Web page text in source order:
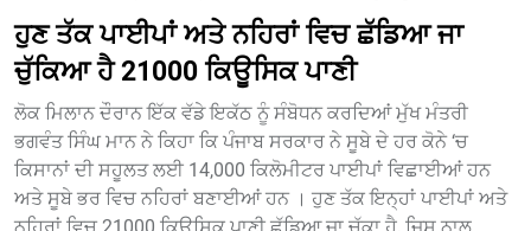
ਹੁਣ ਤੱਕ ਪਾਈਪਾਂ ਅਤੇ ਨਹਿਰਾਂ ਵਿਚ ਛੱਡਿਆ ਜਾ
ਚੁੱਕਿਆ ਹੈ 21000 ਕਿਊਸਿਕ ਪਾਣੀ
ਲੋਕ ਮਿਲਾਨ ਦੌਰਾਨ ਇੱਕ ਵੱਡੇ ਇਕੱਠ ਨੂੰ ਸੰਬੋਧਨ ਕਰਦਿਆਂ ਮੁੱਖ ਮੰਤਰੀ
ਭਗਵੰਤ ਸਿੰਘ ਮਾਨ ਨੇ ਕਿਹਾ ਕਿ ਪੰਜਾਬ ਸਰਕਾਰ ਨੇ ਸੂਬੇ ਦੇ ਹਰ ਕੋਨੇ ‘ਚ
ਕਿਸਾਨਾਂ ਦੀ ਸਹੂਲਤ ਲਈ 14,000 ਕਿਲੋਮੀਟਰ ਪਾਈਪਾਂ ਵਿਛਾਈਆਂ ਹਨ
ਅਤੇ ਸੂਬੇ ਭਰ ਵਿਚ ਨਹਿਰਾਂ ਬਣਾਈਆਂ ਹਨ । ਹੁਣ ਤੱਕ ਇਨ੍ਹਾਂ ਪਾਈਪਾਂ ਅਤੇ